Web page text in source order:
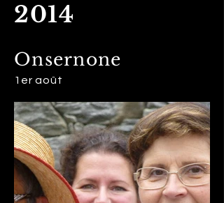
2014
Onsernone
1er août